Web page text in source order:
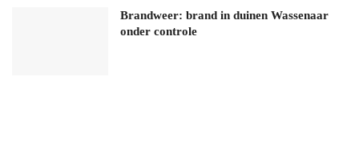
Brandweer: brand in duinen Wassenaar
onder controle